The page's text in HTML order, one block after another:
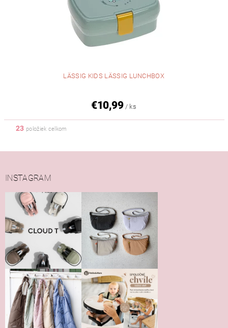
LÄSSIG KIDS LÄSSIG LUNCHBOX
€10,99 / ks
23 položiek celkom
INSTAGRAM